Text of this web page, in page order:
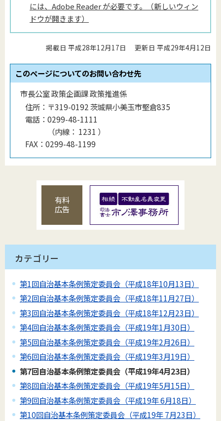
には、Adobe Reader が必要です。（新しいウィン
ドウが開きます）
掲載日 平成28年12月17日 更新日 平成29年4月12日
このページについてのお問い合わせ先
市長公室 政策企画課 政策推進係
住所： 〒319-0192 茨城県小美玉市堅倉835
電話： 0299-48-1111
（内線 ： 1231 ）
FAX： 0299-48-1199
有料
広告
カテゴリー
第1回自治基本条例策定委員会（平成18年10月13日）
第2回自治基本条例策定委員会（平成18年11月27日）
第3回自治基本条例策定委員会（平成18年12月23日）
第4回自治基本条例策定委員会（平成19年1月30日）
第5回自治基本条例策定委員会（平成19年2月26日）
第6回自治基本条例策定委員会（平成19年3月19日）
第7回自治基本条例策定委員会（平成19年4月23日）
第8回自治基本条例策定委員会（平成19年5月15日）
第9回自治基本条例策定委員会（平成19年 6月18日）
第10回自治基本条例策定委員会（平成19年 7月23日）